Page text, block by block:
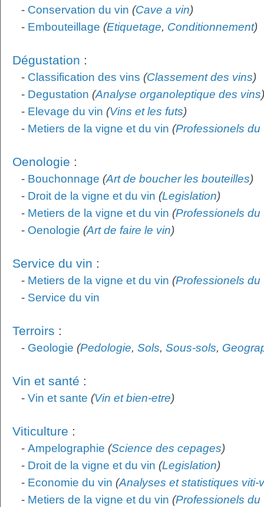
- Conservation du vin (Cave a vin)
- Embouteillage (Etiquetage, Conditionnement)
Dégustation :
- Classification des vins (Classement des vins)
- Degustation (Analyse organoleptique des vins)
- Elevage du vin (Vins et les futs)
- Metiers de la vigne et du vin (Professionels du
Oenologie :
- Bouchonnage (Art de boucher les bouteilles)
- Droit de la vigne et du vin (Legislation)
- Metiers de la vigne et du vin (Professionels du
- Oenologie (Art de faire le vin)
Service du vin :
- Metiers de la vigne et du vin (Professionels du
- Service du vin
Terroirs :
- Geologie (Pedologie, Sols, Sous-sols,
Vin et santé :
- Vin et sante (Vin et bien-etre)
Viticulture :
- Ampelographie (Science des cepages)
- Droit de la vigne et du vin (Legislation)
- Economie du vin (Analyses et statistiques viti-
- Metiers de la vigne et du vin (Professionels du